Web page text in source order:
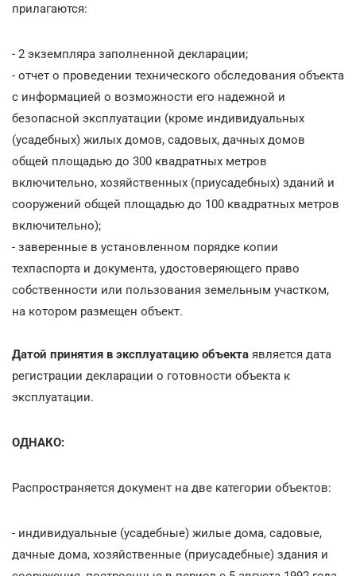
прилагаются:
- 2 экземпляра заполненной декларации;
- отчет о проведении технического обследования объекта
с информацией о возможности его надежной и
безопасной эксплуатации (кроме индивидуальных
(усадебных) жилых домов, садовых, дачных домов
общей площадью до 300 квадратных метров
включительно, хозяйственных (приусадебных) зданий и
сооружений общей площадью до 100 квадратных метров
включительно);
- заверенные в установленном порядке копии
техпаспорта и документа, удостоверяющего право
собственности или пользования земельным участком,
на котором размещен объект.
Датой принятия в эксплуатацию объекта является дата
регистрации декларации о готовности объекта к
эксплуатации.
ОДНАКО:
Распространяется документ на две категории объектов:
- индивидуальные (усадебные) жилые дома, садовые,
дачные дома, хозяйственные (приусадебные) здания и